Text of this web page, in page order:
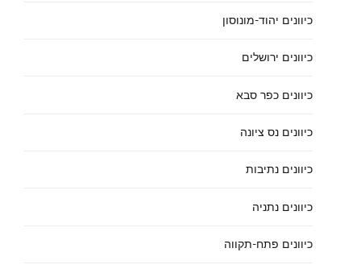
כיוונים יהוד-מונוסון
כיוונים ירושלים
כיוונים כפר סבא
כיוונים נס ציונה
כיוונים נתיבות
כיוונים נתניה
כיוונים פתח-תקווה